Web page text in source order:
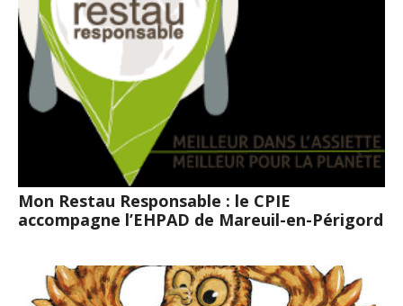
Mon Restau Responsable : le CPIE
accompagne l’EHPAD de Mareuil-en-Périgord